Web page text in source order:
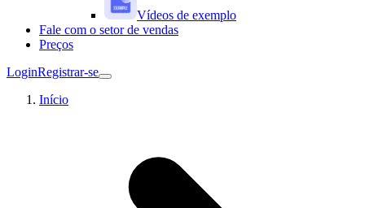
Vídeos de exemplo
Fale com o setor de vendas
Preços
LoginRegistrar-se
Início